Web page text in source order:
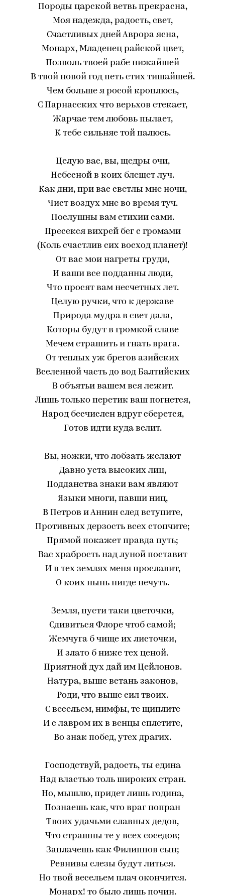
Породы царской ветвь прекрасна,
Моя надежда, радость, свет,
Счастливых дней Аврора ясна,
Монарх, Младенец райской цвет,
Позволь твоей рабе нижайшей
В твой новой год петь стих тишайшей.
Чем больше я росой кроплюсь,
С Парнасских что верьхов стекает,
Жарчае тем любовь пылает,
К тебе сильняе той палюсь.
Целую вас, вы, щедры очи,
Небесной в коих блещет луч.
Как дни, при вас светлы мне ночи,
Чист воздух мне во время туч.
Послушны вам стихии сами.
Пресекся вихрей бег с громами
(Коль счастлив сих восход планет)!
От вас мои нагреты груди,
И ваши все подданны люди,
Что просят вам несчетных лет.
Целую ручки, что к державе
Природа мудра в свет дала,
Которы будут в громкой славе
Мечем страшить и гнать врага.
От теплых уж брегов азийских
Вселенной часть до вод Балтийских
В объятьи вашем вся лежит.
Лишь только перстик ваш погнется,
Народ бесчислен вдруг сберется,
Готов идти куда велит.
Вы, ножки, что лобзать желают
Давно уста высоких лиц,
Подданства знаки вам являют
Языки многи, павши ниц,
В Петров и Аннин след вступите,
Противных дерзость всех стопчите;
Прямой покажет правда путь;
Вас храбрость над луной поставит
И в тех землях меня прославит,
О коих нынь нигде нечуть.
Земля, пусти таки цветочки,
Сдивиться Флоре чтоб самой;
Жемчуга б чище их листочки,
И злато б ниже тех ценой.
Приятной дух дай им Цейлонов.
Натура, выше встань законов,
Роди, что выше сил твоих.
С весельем, нимфы, те щиплите
И с лавром их в венцы сплетите,
Во знак побед, утех драгих.
Господствуй, радость, ты едина
Над властью толь широких стран.
Но, мышлю, придет лишь година,
Познаешь как, что враг попран
Твоих удачьми славных дедов,
Что страшны те у всех соседов;
Заплачешь как Филиппов сын;
Ревнивы слезы будут литься.
Но твой весельем плач окончится.
Монарх! то было лишь почин.